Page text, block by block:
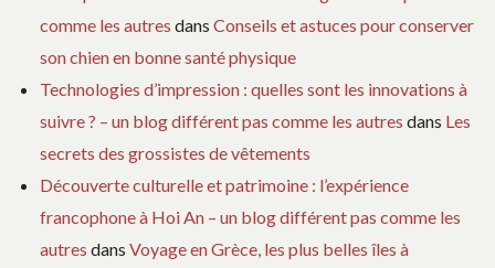
comme les autres dans Conseils et astuces pour conserver
son chien en bonne santé physique
Technologies d’impression : quelles sont les innovations à
suivre ? – un blog différent pas comme les autres dans Les
secrets des grossistes de vêtements
Découverte culturelle et patrimoine : l’expérience
francophone à Hoi An – un blog différent pas comme les
autres dans Voyage en Grèce, les plus belles îles à